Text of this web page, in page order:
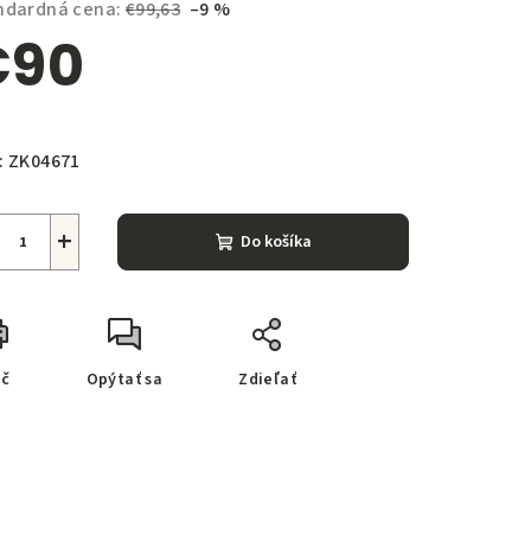
cena: €99,63 –9 %
ZK04671
+ Do košíka
Opýtať sa Zdieľať